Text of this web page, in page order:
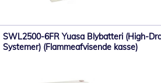
SWL2500-6FR Yuasa Blybatteri (High-
Systemer) (Flammeafvisende kasse)